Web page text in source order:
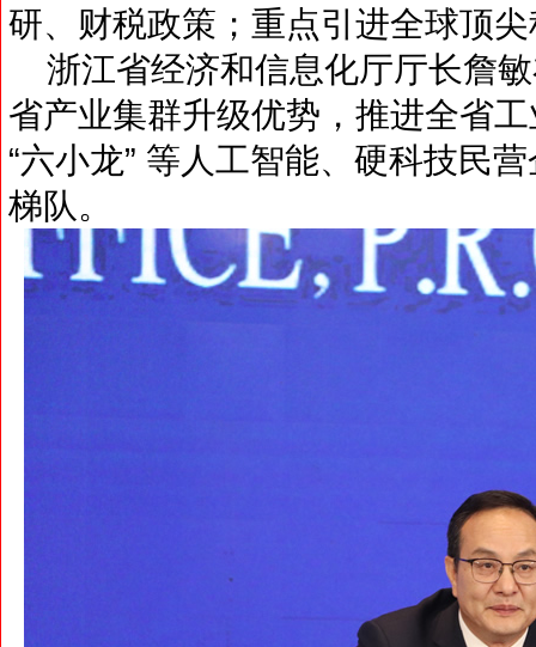
研、财税政策；重点引进全球顶
浙江省经济和信息化厅厅长詹
省产业集群升级优势，推进全省
“六小龙” 等人工智能、硬科技民
梯队。